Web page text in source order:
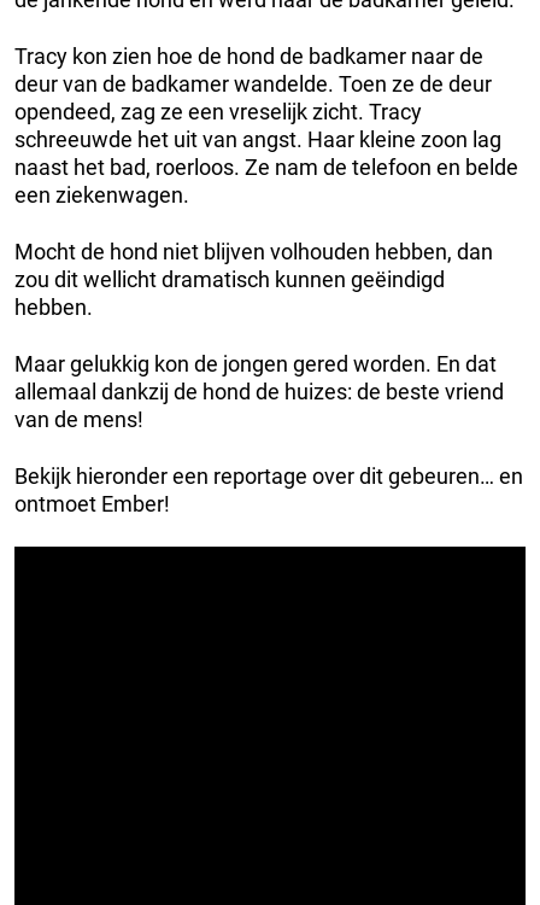
Tracy kon zien hoe de hond de badkamer naar de
deur van de badkamer wandelde. Toen ze de deur
opendeed, zag ze een vreselijk zicht. Tracy
schreeuwde het uit van angst. Haar kleine zoon lag
naast het bad, roerloos. Ze nam de telefoon en belde
een ziekenwagen.
Mocht de hond niet blijven volhouden hebben, dan
zou dit wellicht dramatisch kunnen geëindigd
hebben.
Maar gelukkig kon de jongen gered worden. En dat
allemaal dankzij de hond de huizes: de beste vriend
van de mens!
Bekijk hieronder een reportage over dit gebeuren… en
ontmoet Ember!